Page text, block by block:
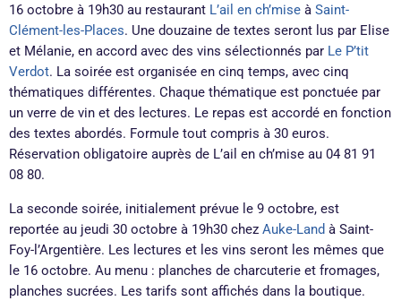
16 octobre à 19h30 au restaurant L’ail en ch’mise à Saint-
Clément-les-Places. Une douzaine de textes seront lus par Elise
et Mélanie, en accord avec des vins sélectionnés par Le P’tit
Verdot. La soirée est organisée en cinq temps, avec cinq
thématiques différentes. Chaque thématique est ponctuée par
un verre de vin et des lectures. Le repas est accordé en fonction
des textes abordés. Formule tout compris à 30 euros.
Réservation obligatoire auprès de L’ail en ch’mise au 04 81 91
08 80.
La seconde soirée, initialement prévue le 9 octobre, est
reportée au jeudi 30 octobre à 19h30 chez Auke-Land à Saint-
Foy-l’Argentière. Les lectures et les vins seront les mêmes que
le 16 octobre. Au menu : planches de charcuterie et fromages,
planches sucrées. Les tarifs sont affichés dans la boutique.